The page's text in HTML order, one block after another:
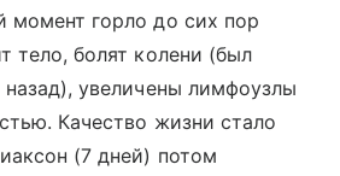
момент горло до сих пор
тело, болят колени (был
увеличены лимфоузлы
Качество жизни стало
(7 дней) потом